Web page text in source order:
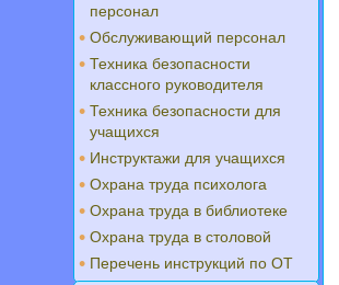
персонал
Обслуживающий персонал
Техника безопасности
классного руководителя
Техника безопасности для
учащихся
Инструктажи для учащихся
Охрана труда психолога
Охрана труда в библиотеке
Охрана труда в столовой
Перечень инструкций по ОТ